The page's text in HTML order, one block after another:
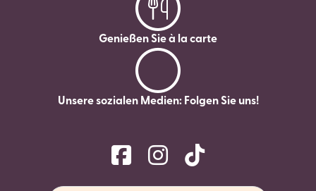
Genießen Sie à la carte
Unsere sozialen Medien: Folgen Sie uns!